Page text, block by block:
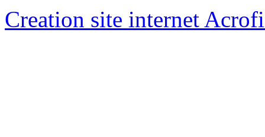
Creation site internet